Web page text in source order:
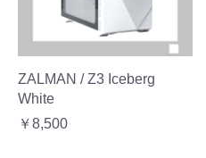
ZALMAN / Z3 Iceberg
White
￥8,500